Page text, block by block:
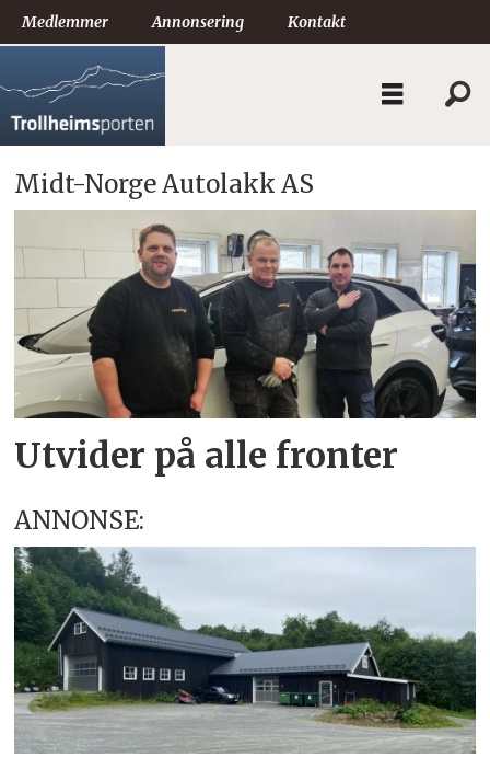
Medlemmer Annonsering Kontakt
Tag:
midt-
norge
autolakk
as
Midt-Norge Autolakk AS
Utvider på alle fronter
ANNONSE: